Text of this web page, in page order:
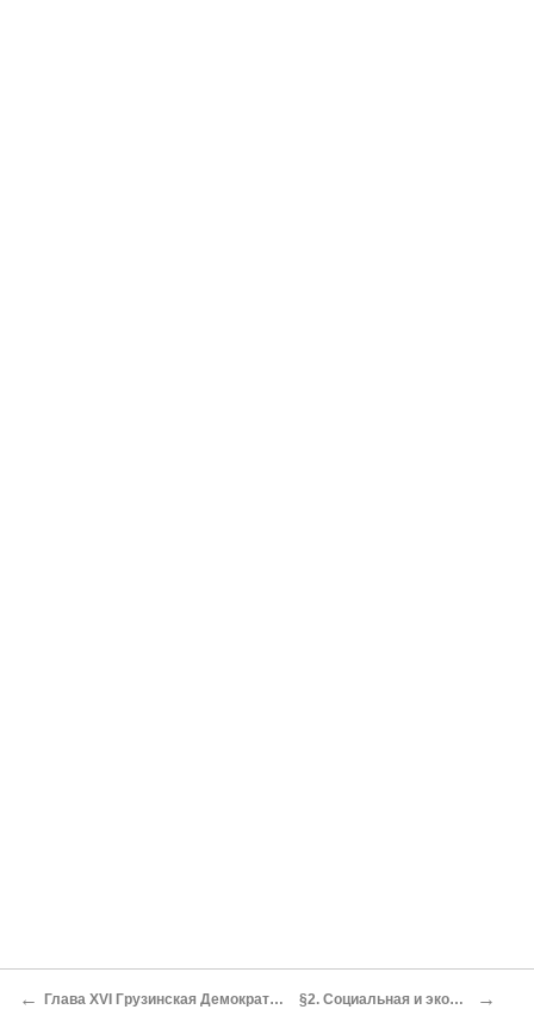
← Глава XVI Грузинская Демократическая Республика (1918–1921 гг.). Национально-государственное строительство §2. Социальная и экономическая политика Демократической республики Грузия →